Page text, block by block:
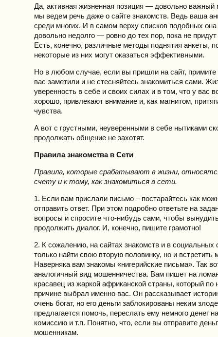
Да, активная жизненная позиция — довольно важный
мы ведем речь даже о сайте знакомств. Ведь ваша
среди многих. И в самом верху списков подобных она
довольно недолго — ровно до тех пор, пока не
Есть, конечно, различные методы поднятия анкеты,
некоторые из них могут оказаться эффективными.
Но в любом случае, если вы пришли на сайт,
вас заметили и не стесняйтесь знакомиться сами.
уверенность в себе и своих силах и в том, что у вас
хорошо, привлекают внимание и, как магнитом,
чувства.
А вот с грустными, неуверенными в себе нытиками
продолжать общение не захотят.
Правила знакомства в Сети
Правила, которые срабатывают в жизни,
счету и к тому, как знакомиться в сети.
1. Если вам прислали письмо – постарайтесь как
отправить ответ. При этом подробно ответьте на
вопросы и спросите что-нибудь сами, чтобы
продолжить диалог. И, конечно, пишите грамотно!
2. К сожалению, на сайтах знакомств и в социальных
только найти свою вторую половинку, но и встретить
Наверняка вам знакомы «нигерийские письма». Так
аналогичный вид мошенничества. Вам пишет на
красавец из жаркой африканской страны, который по
причине выбрал именно вас. Он рассказывает
очень богат, но его деньги заблокированы неким
предлагается помочь, переслать ему немного денег
комиссию и т.п. Понятно, что, если вы отправите
мошенникам.